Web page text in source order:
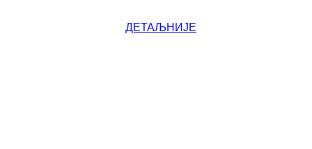
ДЕТАЉНИЈЕ